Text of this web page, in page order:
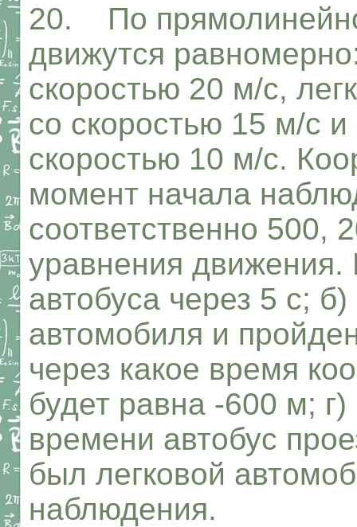
20. По
движутся
скоростью 20 м/с,
со скоростью 15 м/с
скоростью 10 м/с.
момент начала
соответственно 500,
уравнения движения.
автобуса через 5 с; б)
автомобиля и
через какое время
будет равна -600 м;
времени автобус
был легковой
наблюдения.